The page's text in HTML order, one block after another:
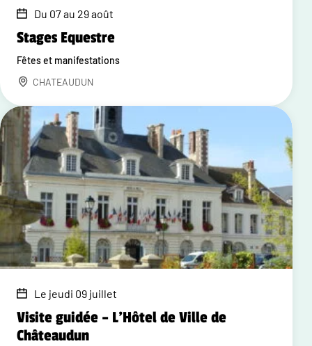
Du 07 au 29 août
Stages Equestre
Fêtes et manifestations
CHATEAUDUN
Le jeudi 09 juillet
Visite guidée – L'Hôtel de Ville de
Châteaudun